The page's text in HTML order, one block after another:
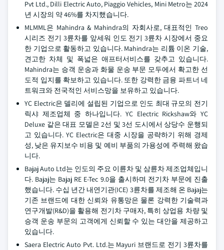
Pvt Ltd., Dilli Electric Auto, Piaggio Vehicles, Mini Metro는 2024
년 시장의 약 46%를 차지했습니다.
MLMML은 Mahindra & Mahindra의 자회사로, 대표적인 Treo
시리즈 전기 3륜차를 앞세워 인도 전기 3륜차 시장에서 중요
한 기업으로 활동하고 있습니다. Mahindra는 리튬 이온 기술,
견고한 차체 및 폭넓은 애프터서비스를 갖추고 있습니다.
Mahindra는 승객 운송과 화물 운송 부문 모두에서 확고한 선
도적 입지를 확보하고 있습니다. 또한 강력한 금융 파트너 네
트워크와 전국적인 서비스망을 보유하고 있습니다.
YC Electric은 델리에 설립된 기업으로 인도 최대 규모의 전기
릭샤 제조업체 중 하나입니다. YC Electric Rickshaw와 YC
Deluxe 같은 대표 모델은 2선 및 3선 도시에서 상당수 운행되
고 있습니다. YC Electric은 대중 시장을 공략하기 위해 경제
성, 낮은 유지보수 비용 및 예비 부품의 가용성에 주력해 왔습
니다.
Bajaj Auto Ltd는 인도의 주요 이륜차 및 삼륜차 제조업체입니
다. Bajaj는 Bajaj RE E-Tec 9.0을 출시하며 전기차 부문에 진출
했습니다. 수십 년간 내연기관(ICE) 3륜차를 제조해 온 Bajaj는
기존 브랜드에 대한 신뢰와 유통망은 물론 강력한 기술력과
연구개발(R&D)을 활용해 전기차 구매자, 특히 상업용 차량 및
승객 운송 부문의 고객에게 신뢰할 수 있는 대안을 제공하고
있습니다.
Saera Electric Auto Pvt. Ltd.는 Mayuri 브랜드로 전기 3륜차를